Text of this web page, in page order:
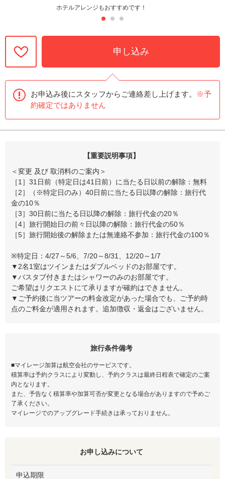
ホテルアレンジもおすすめです！
申し込み
お申込み後にスタッフからご連絡差し上げます。
※予
約確定ではありません
【重要説明事項】
＜変更 及び 取消料のご案内＞
［1］31日前（特定日は41日前）に当たる日以前の解除：無料
［2］（※特定日のみ）40日前に当たる日以降の解除：旅行代
金の10％
［3］30日前に当たる日以降の解除：旅行代金の20％
［4］旅行開始日の前々日以降の解除：旅行代金の50％
［5］旅行開始後の解除または無連絡不参加：旅行代金の100％
※特定日：4/27～5/6、7/20～8/31、12/20～1/7
▼2名1室はツインまたはダブルベッドのお部屋です。
▼バスタブ付きまたはシャワーのみのお部屋です。
ご希望はリクエストにて承りますが確約はできません。
▼ご予約後に当ツアーの料金改定があった場合でも、ご予約時
点のご料金が適用されます。追加徴収・返金はございません。
旅行条件備考
■マイレージ加算は航空会社のサービスです。
積算率は予約クラスにより変動し、予約クラスは最終日程表で確定のご案
内となります。
また、予告なく積算率や加算可否が変更となる場合がありますので予めご
了承ください。
マイレージでのアップグレード手続きは承っておりません。
お申し込みについて
申込期限